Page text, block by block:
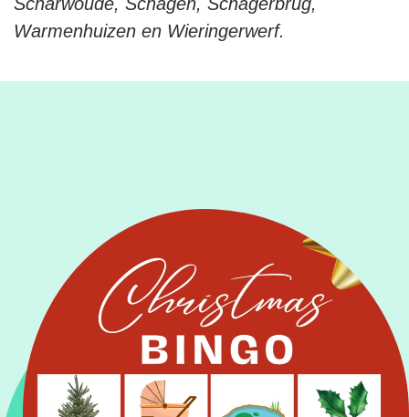
Warmenhuizen en Wieringerwerf.